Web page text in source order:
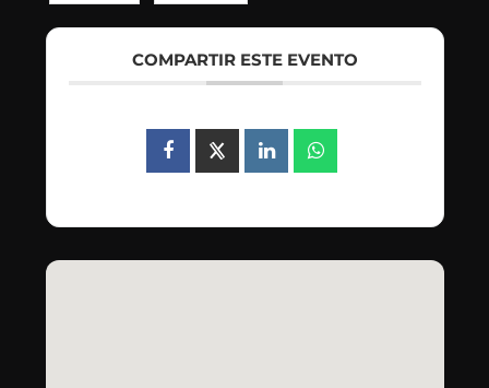
COMPARTIR ESTE EVENTO